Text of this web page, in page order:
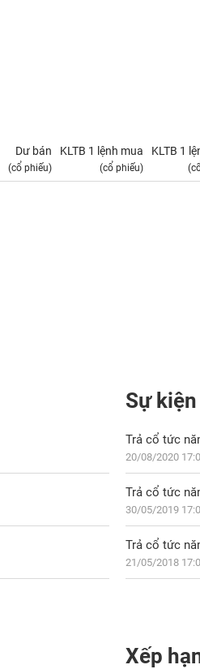
Dư bán
(cổ phiếu)
KLTB 1 lệnh mua
(cổ phiếu)
KLTB 1
Sự kiện
Trả cổ tức
20/08/2020
Trả cổ tức
30/05/2019
Trả cổ tức
21/05/2018
Xếp